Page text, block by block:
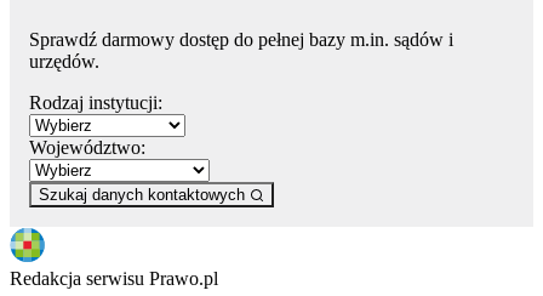
Sprawdź darmowy dostęp do pełnej bazy m.in. sądów i
urzędów.
Rodzaj instytucji:
Województwo:
Szukaj danych kontaktowych
Redakcja serwisu Prawo.pl